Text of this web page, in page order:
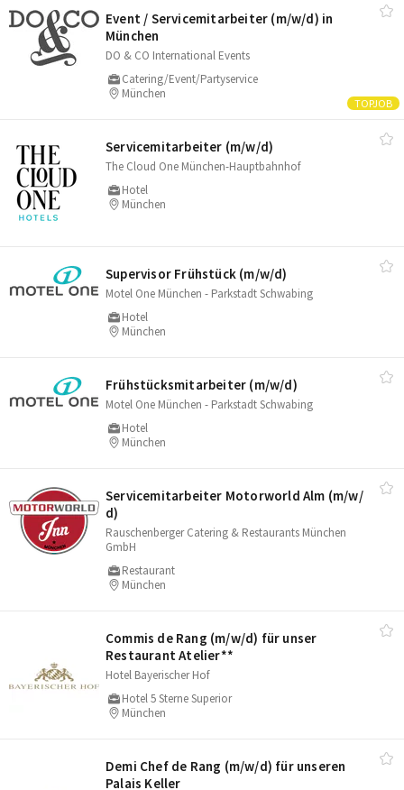
Event /​ Servicemitarbeiter (m/​w/​d) in
München
DO & CO International Events
Catering/Event/Partyservice
München
Servicemitarbeiter (m/​w/​d)
The Cloud One München-Hauptbahnhof
Hotel
München
Supervisor Frühstück (m/​w/​d)
Motel One München - Parkstadt Schwabing
Hotel
München
Frühstücksmitarbeiter (m/​w/​d)
Motel One München - Parkstadt Schwabing
Hotel
München
Servicemitarbeiter Motorworld Alm (m/​w/​
d)
Rauschenberger Catering & Restaurants München
GmbH
Restaurant
München
Commis de Rang (m/​w/​d) für unser
Restaurant Atelier**
Hotel Bayerischer Hof
Hotel 5 Sterne Superior
München
Demi Chef de Rang (m/​w/​d) für unseren
Palais Keller